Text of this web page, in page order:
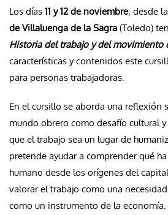
Los días 11 y 12 de noviembre, desde
de Villaluenga de la Sagra (Toledo)
Historia del trabajo y del movimiento
características y contenidos este
para personas trabajadoras.
En el cursillo se aborda una reflexión
mundo obrero como desafío cultural
que el trabajo sea un lugar de
pretende ayudar a comprender qué
humano desde los orígenes del
valorar el trabajo como una
como un instrumento de la